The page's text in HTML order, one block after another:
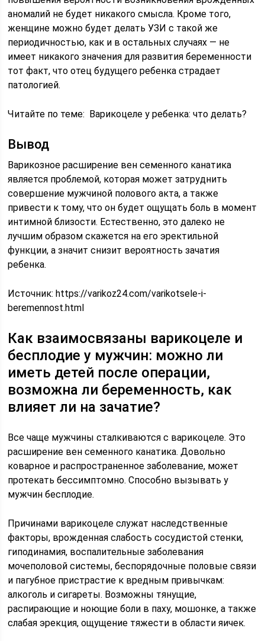
аномалий не будет никакого смысла. Кроме того,
женщине можно будет делать УЗИ с такой же
периодичностью, как и в остальных случаях — не
имеет никакого значения для развития беременности
тот факт, что отец будущего ребенка страдает
патологией.
Читайте по теме: Варикоцеле у ребенка: что делать?
Вывод
Варикозное расширение вен семенного канатика
является проблемой, которая может затруднить
совершение мужчиной полового акта, а также
привести к тому, что он будет ощущать боль в момент
интимной близости. Естественно, это далеко не
лучшим образом скажется на его эректильной
функции, а значит снизит вероятность зачатия
ребенка.
Источник:https://varikoz24.com/varikotsele-i-
beremennost.html
Как взаимосвязаны варикоцеле и
бесплодие у мужчин: можно ли
иметь детей после операции,
возможна ли беременность, как
влияет ли на зачатие?
Все чаще мужчины сталкиваются с варикоцеле. Это
расширение вен семенного канатика. Довольно
коварное и распространенное заболевание, может
протекать бессимптомно. Способно вызывать у
мужчин бесплодие.
Причинами варикоцеле служат наследственные
факторы, врожденная слабость сосудистой стенки,
гиподинамия, воспалительные заболевания
мочеполовой системы, беспорядочные половые связи
и пагубное пристрастие к вредным привычкам:
алкоголь и сигареты. Возможны тянущие,
распирающие и ноющие боли в паху, мошонке, а также
слабая эрекция, ощущение тяжести в области яичек.